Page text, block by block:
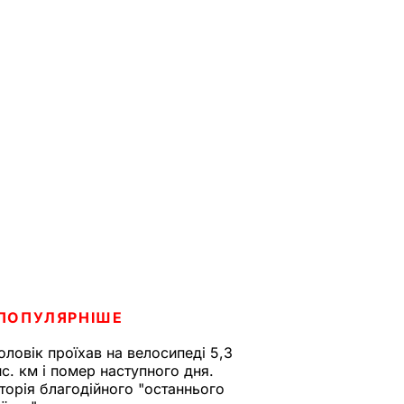
проїхав на велосипеді 5,3
км і помер наступного дня.
благодійного "останнього